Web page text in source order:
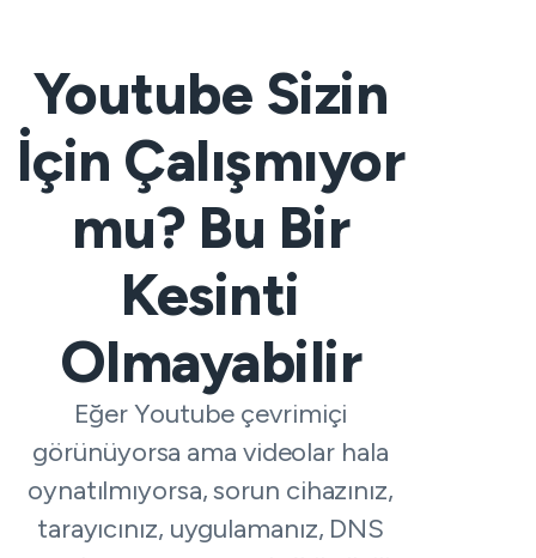
Youtube Sizin
İçin Çalışmıyor
mu? Bu Bir
Kesinti
Olmayabilir
Eğer Youtube çevrimiçi
görünüyorsa ama videolar hala
oynatılmıyorsa, sorun cihazınız,
tarayıcınız, uygulamanız, DNS